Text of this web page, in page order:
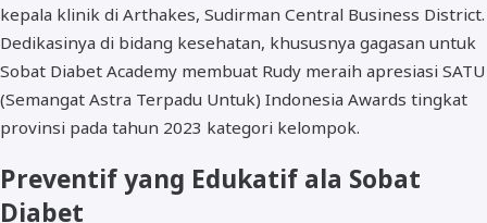
kepala klinik di Arthakes, Sudirman Central Business District.
Dedikasinya di bidang kesehatan, khususnya gagasan untuk
Sobat Diabet Academy membuat Rudy meraih apresiasi SATU
(Semangat Astra Terpadu Untuk) Indonesia Awards tingkat
provinsi pada tahun 2023 kategori kelompok.
Preventif yang Edukatif ala Sobat
Diabet